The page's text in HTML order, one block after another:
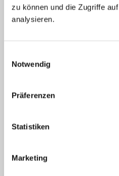
zu können und die Zugriffe
analysieren.
Notwendig
Präferenzen
Statistiken
Marketing
Sonntag, 12. Juli,
Kompletter VNL-Spielplan
Kader VNL Woche 3